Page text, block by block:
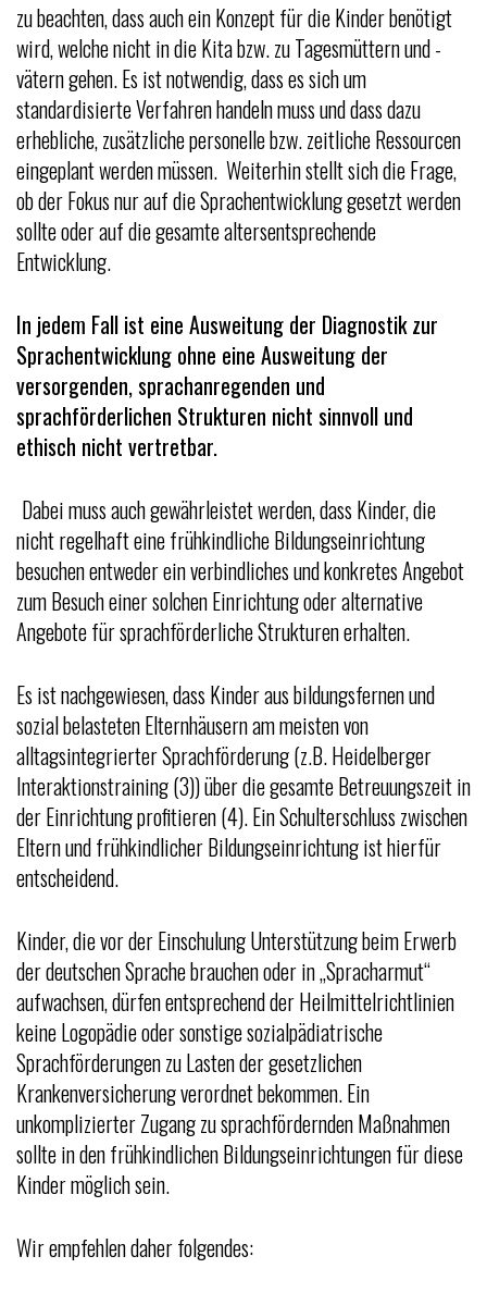
zu beachten, dass auch ein Konzept für die Kinder benötigt
wird, welche nicht in die Kita bzw. zu Tagesmüttern und -
vätern gehen. Es ist notwendig, dass es sich um
standardisierte Verfahren handeln muss und dass dazu
erhebliche, zusätzliche personelle bzw. zeitliche Ressourcen
eingeplant werden müssen. Weiterhin stellt sich die Frage,
ob der Fokus nur auf die Sprachentwicklung gesetzt werden
sollte oder auf die gesamte altersentsprechende
Entwicklung.
In jedem Fall ist eine Ausweitung der Diagnostik zur
Sprachentwicklung ohne eine Ausweitung der
versorgenden, sprachanregenden und
sprachförderlichen Strukturen nicht sinnvoll und
ethisch nicht vertretbar.
Dabei muss auch gewährleistet werden, dass Kinder, die
nicht regelhaft eine frühkindliche Bildungseinrichtung
besuchen entweder ein verbindliches und konkretes Angebot
zum Besuch einer solchen Einrichtung oder alternative
Angebote für sprachförderliche Strukturen erhalten.
Es ist nachgewiesen, dass Kinder aus bildungsfernen und
sozial belasteten Elternhäusern am meisten von
alltagsintegrierter Sprachförderung (z.B. Heidelberger
Interaktionstraining (3)) über die gesamte Betreuungszeit in
der Einrichtung profitieren (4). Ein Schulterschluss zwischen
Eltern und frühkindlicher Bildungseinrichtung ist hierfür
entscheidend.
Kinder, die vor der Einschulung Unterstützung beim Erwerb
der deutschen Sprache brauchen oder in „Spracharmut“
aufwachsen, dürfen entsprechend der Heilmittelrichtlinien
keine Logopädie oder sonstige sozialpädiatrische
Sprachförderungen zu Lasten der gesetzlichen
Krankenversicherung verordnet bekommen. Ein
unkomplizierter Zugang zu sprachfördernden Maßnahmen
sollte in den frühkindlichen Bildungseinrichtungen für diese
Kinder möglich sein.
Wir empfehlen daher folgendes: